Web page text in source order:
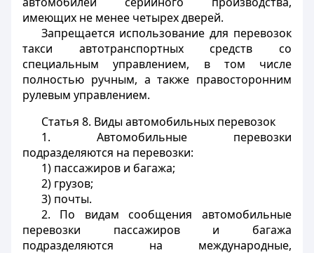
имеющих не менее четырех дверей.
Запрещается использование для перевозок
такси автотранспортных средств со
специальным управлением, в том числе
полностью ручным, а также правосторонним
рулевым управлением.
Статья 8. Виды автомобильных перевозок
1. Автомобильные перевозки
подразделяются на перевозки:
1) пассажиров и багажа;
2) грузов;
3) почты.
2. По видам сообщения автомобильные
перевозки пассажиров и багажа
подразделяются на международные,